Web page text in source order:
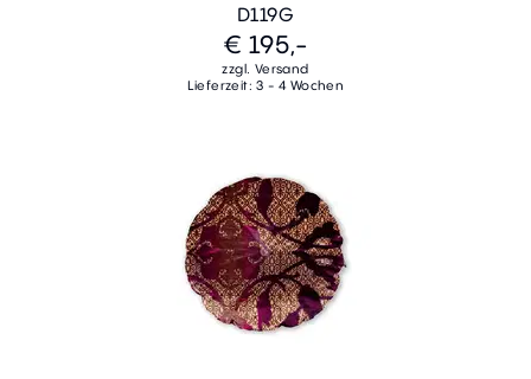
D119G
€ 195,-
zzgl. Versand
Lieferzeit: 3 - 4 Wochen